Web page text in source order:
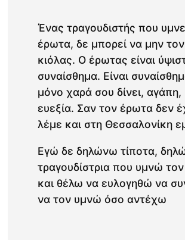
Ένας τραγουδιστής που
έρωτα, δε μπορεί να μην τον
κιόλας. Ο έρωτας είναι
συναίσθημα. Είναι
μόνο χαρά σου δίνει,
ευεξία. Σαν τον έρωτα δεν
λέμε και στη Θεσσαλονίκη
Εγώ δε δηλώνω τίποτα,
τραγουδίστρια που υμνώ
και θέλω να ευλογηθώ να
να τον υμνώ όσο αντέχω